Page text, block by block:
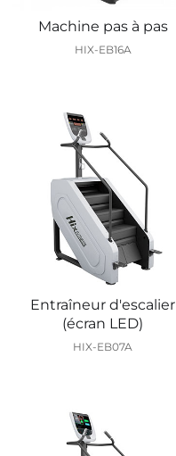
Machine pas à pas
HIX-EB16A
Entraîneur d'escalier
(écran LED)
HIX-EB07A